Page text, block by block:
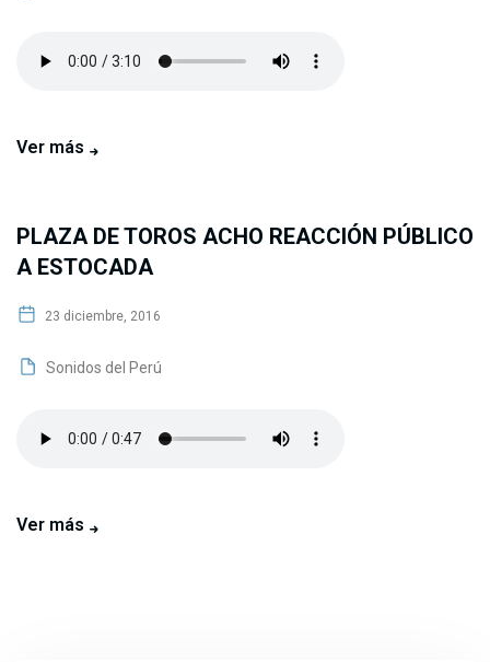
Ver más
PLAZA DE TOROS ACHO REACCIÓN PÚBLICO
A ESTOCADA
23 diciembre, 2016
Sonidos del Perú
Ver más